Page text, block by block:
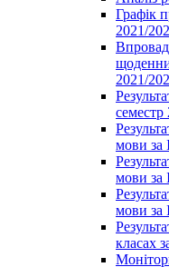
Графік
2021/
2021/
семестр
мови за
мови за
мови за
класах